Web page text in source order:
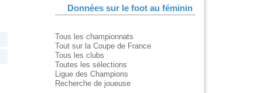
Données sur le foot au féminin
Tous les championnats
Tout sur la Coupe de France
Tous les clubs
Toutes les sélections
Ligue des Champions
Recherche de joueuse